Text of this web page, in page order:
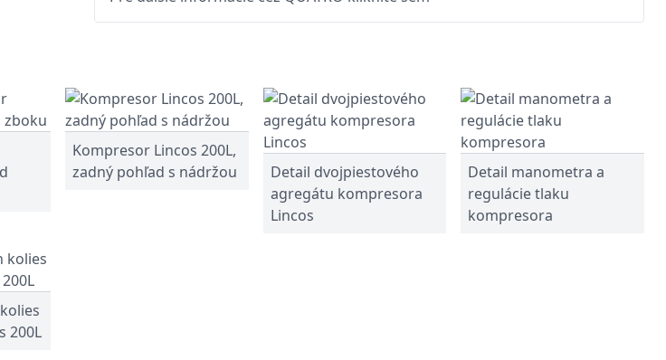
Kompresor Lincos 200L,
zadný pohľad s nádržou
Detail dvojpiestového
agregátu kompresora
Lincos
Detail manometra a
regulácie tlaku
kompresora
200L